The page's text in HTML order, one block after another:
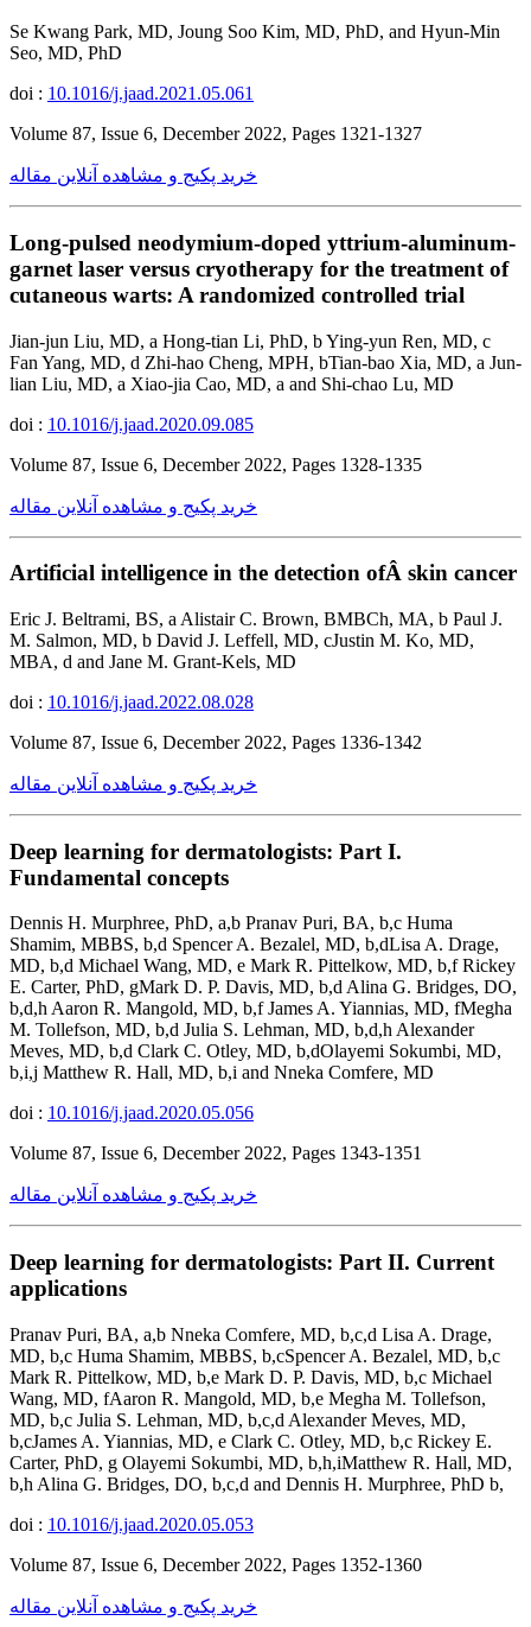
Se Kwang Park, MD, Joung Soo Kim, MD, PhD, and Hyun-Min
Seo, MD, PhD
doi : 10.1016/j.jaad.2021.05.061
Volume 87, Issue 6, December 2022, Pages 1321-1327
خرید پکیج و مشاهده آنلاین مقاله
Long-pulsed neodymium-doped yttrium-aluminum-
garnet laser versus cryotherapy for the treatment of
cutaneous warts: A randomized controlled trial
Jian-jun Liu, MD, a Hong-tian Li, PhD, b Ying-yun Ren, MD, c
Fan Yang, MD, d Zhi-hao Cheng, MPH, bTian-bao Xia, MD, a Jun-
lian Liu, MD, a Xiao-jia Cao, MD, a and Shi-chao Lu, MD
doi : 10.1016/j.jaad.2020.09.085
Volume 87, Issue 6, December 2022, Pages 1328-1335
خرید پکیج و مشاهده آنلاین مقاله
Artificial intelligence in the detection ofÂ skin cancer
Eric J. Beltrami, BS, a Alistair C. Brown, BMBCh, MA, b Paul J.
M. Salmon, MD, b David J. Leffell, MD, cJustin M. Ko, MD,
MBA, d and Jane M. Grant-Kels, MD
doi : 10.1016/j.jaad.2022.08.028
Volume 87, Issue 6, December 2022, Pages 1336-1342
خرید پکیج و مشاهده آنلاین مقاله
Deep learning for dermatologists: Part I.
Fundamental concepts
Dennis H. Murphree, PhD, a,b Pranav Puri, BA, b,c Huma
Shamim, MBBS, b,d Spencer A. Bezalel, MD, b,dLisa A. Drage,
MD, b,d Michael Wang, MD, e Mark R. Pittelkow, MD, b,f Rickey
E. Carter, PhD, gMark D. P. Davis, MD, b,d Alina G. Bridges, DO,
b,d,h Aaron R. Mangold, MD, b,f James A. Yiannias, MD, fMegha
M. Tollefson, MD, b,d Julia S. Lehman, MD, b,d,h Alexander
Meves, MD, b,d Clark C. Otley, MD, b,dOlayemi Sokumbi, MD,
b,i,j Matthew R. Hall, MD, b,i and Nneka Comfere, MD
doi : 10.1016/j.jaad.2020.05.056
Volume 87, Issue 6, December 2022, Pages 1343-1351
خرید پکیج و مشاهده آنلاین مقاله
Deep learning for dermatologists: Part II. Current
applications
Pranav Puri, BA, a,b Nneka Comfere, MD, b,c,d Lisa A. Drage,
MD, b,c Huma Shamim, MBBS, b,cSpencer A. Bezalel, MD, b,c
Mark R. Pittelkow, MD, b,e Mark D. P. Davis, MD, b,c Michael
Wang, MD, fAaron R. Mangold, MD, b,e Megha M. Tollefson,
MD, b,c Julia S. Lehman, MD, b,c,d Alexander Meves, MD,
b,cJames A. Yiannias, MD, e Clark C. Otley, MD, b,c Rickey E.
Carter, PhD, g Olayemi Sokumbi, MD, b,h,iMatthew R. Hall, MD,
b,h Alina G. Bridges, DO, b,c,d and Dennis H. Murphree, PhD b,
doi : 10.1016/j.jaad.2020.05.053
Volume 87, Issue 6, December 2022, Pages 1352-1360
خرید پکیج و مشاهده آنلاین مقاله